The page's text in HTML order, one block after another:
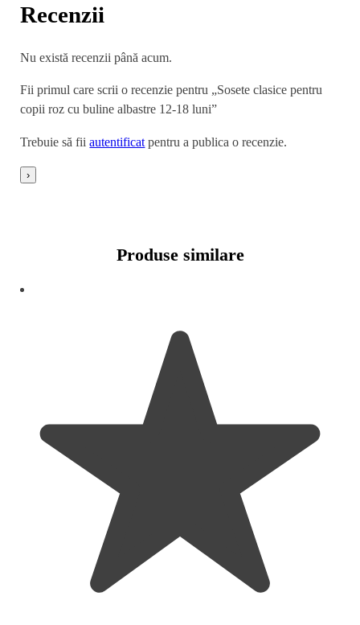
Recenzii
Nu există recenzii până acum.
Fii primul care scrii o recenzie pentru „Sosete clasice pentru
copii roz cu buline albastre 12-18 luni”
Trebuie să fiiautentificat pentru a publica o recenzie.
›
Produse similare